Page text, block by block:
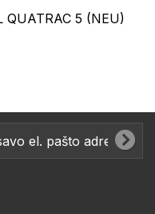
QUATRAC 5 (NEU)